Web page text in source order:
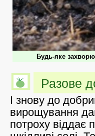
Будь-яке
Разове
І знову до
вирощування
потроху віддає